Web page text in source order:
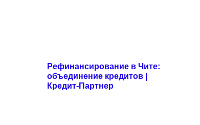
Рефинансирование в Чите:
объединение кредитов |
Кредит-Партнер